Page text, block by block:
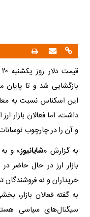
بازگشایی شد و تا پایان
این اسکناس نسبت به
داشت، اما فعالان بازار
و آن را در چارچوب
به گزارش «شایانیوز» و به
بازار ارز در حال حاضر
خریداران و نه
به گفته فعالان بازار،
سیگنال‌های سیاسی